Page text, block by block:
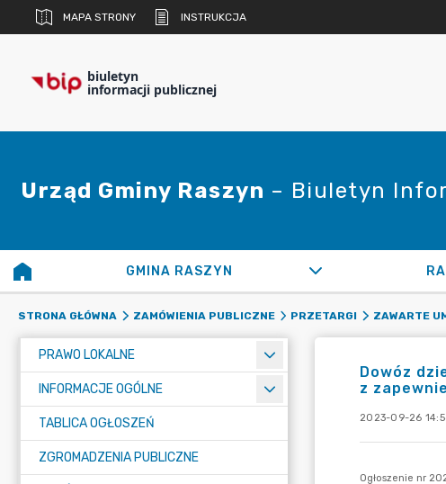
MAPA STRONY INSTRUKCJA
biuletyn
informacji publicznej
Urząd Gminy Raszyn – Biuletyn
GMINA RASZYN
STRONA GŁÓWNA ZAMÓWIENIA PUBLICZNE PRZETARGI ZAWARTE
PRAWO LOKALNE
INFORMACJE OGÓLNE
TABLICA OGŁOSZEŃ
ZGROMADZENIA PUBLICZNE
Dowóz
z
2023-09-26